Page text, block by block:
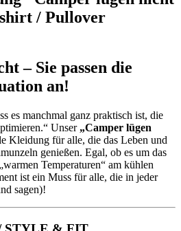
/ Pullover
– Sie passen die
an!
es manchmal ganz praktisch ist, die
Unser „Camper lügen
Kleidung für alle, die das Leben und
genießen. Egal, ob es um das
Temperaturen“ am kühlen
ist ein Muss für alle, die in jeder
sagen)!